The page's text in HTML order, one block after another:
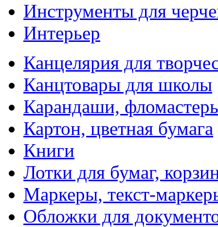
Инструменты для
Интерьер
Канцелярия для
Канцтовары для школы
Карандаши,
Картон, цветная бумага
Книги
Лотки для бумаг,
Маркеры, текст-
Обложки для